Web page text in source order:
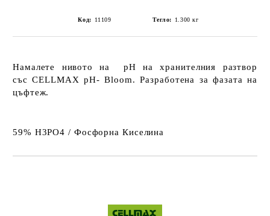
Код: 11109 Тегло: 1.300 кг
Намалете нивото на pH на хранителния разтвор
съсCELLMAX pH- Bloom. Разработена за фазата на
цъфтеж.
59% H3PO4 / Фосфорна Киселина